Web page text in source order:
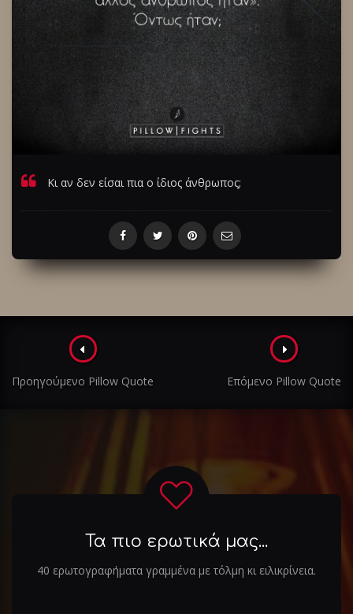
Κι αν δεν είσαι πια ο ίδιος άνθρωπος;
Πλοήγηση
στα
άρθρα
Προηγούμενο Pillow Quote Επόμενο Pillow Quote
Τα πιο ερωτικά μας...
40 ερωτογραφήματα γραμμένα με τόλμη κι ειλικρίνεια.